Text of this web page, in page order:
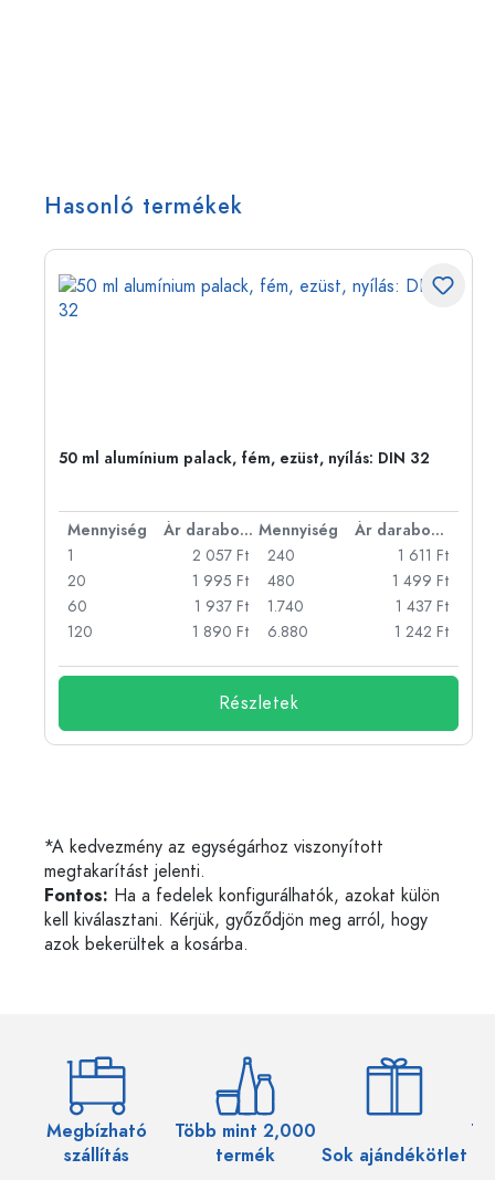
Hasonló termékek
50 ml alumínium palack, fém, ezüst, nyílás: DIN 32
Mennyiség Ár darabonként Mennyiség
Ár darabonként
1
2 057 Ft
20
1 995 Ft
60
1 937 Ft
120
1 890 Ft
240
1 611 Ft
480
1 499 Ft
1.740
1 437 Ft
6.880
1 242 Ft
Részletek
*A kedvezmény az egységárhoz viszonyított
megtakarítást jelenti.
Fontos: Ha a fedelek konfigurálhatók, azokat külön
kell kiválasztani. Kérjük, győződjön meg arról, hogy
azok bekerültek a kosárba.
Megbízható
szállítás
Több mint 2,000
termék
Sok ajándékötlet